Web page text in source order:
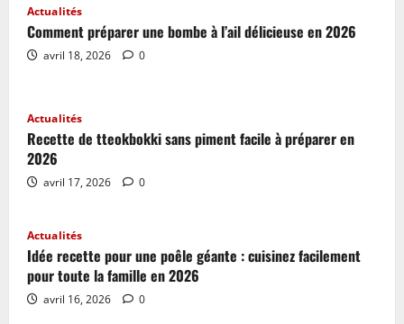
Actualités
Comment préparer une bombe à l’ail délicieuse en 2026
avril 18, 2026 0
Actualités
Recette de tteokbokki sans piment facile à préparer en
2026
avril 17, 2026 0
Actualités
Idée recette pour une poêle géante : cuisinez facilement
pour toute la famille en 2026
avril 16, 2026 0